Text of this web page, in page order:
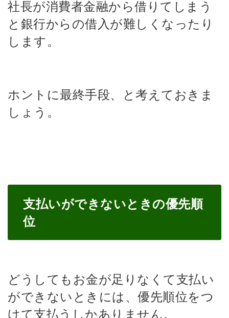
社長が消費者金融から借りてしまう
と銀行からの借入が難しくなったり
します。
ホントに最終手段、と考えておきま
しょう。
支払いができないときの優先順
位
どうしてもお金が足りなくて支払い
ができないときには、優先順位をつ
けて支払うしかありません。